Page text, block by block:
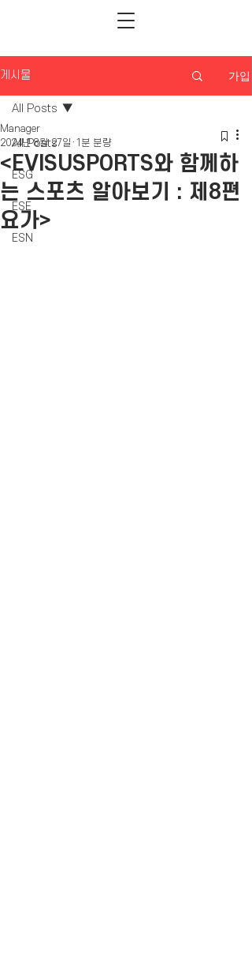
게시물 가입
All Posts
ESG
ESE
ESN
All Posts
<EVISUSPORTS와 함께하
는 스포츠 알아보기 : 제8편
요가>
Manager
2024년 8월 27일 1분 분량